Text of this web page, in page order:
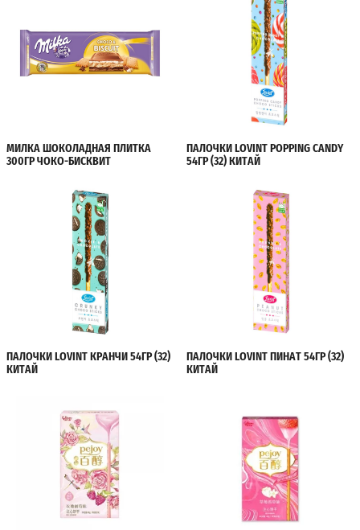
МИЛКА ШОКОЛАДНАЯ ПЛИТКА
300ГР ЧОКО-БИСКВИТ
ПАЛОЧКИ LOVINT POPPING CANDY
54ГР (32) КИТАЙ
ПАЛОЧКИ LOVINT КРАНЧИ 54ГР (32)
КИТАЙ
ПАЛОЧКИ LOVINT ПИНАТ 54ГР (32)
КИТАЙ